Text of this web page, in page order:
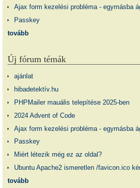
Ajax form kezelési probléma - egymásba
Passkey
tovább
Új fórum témák
ajánlat
hibadetektív.hu
PHPMailer mauális telepítése 2025-ben
2024 Advent of Code
Ajax form kezelési probléma - egymásba
Passkey
Miért létezik még ez az oldal?
Ubuntu Apache2 ismeretlen /favicon.ico
tovább